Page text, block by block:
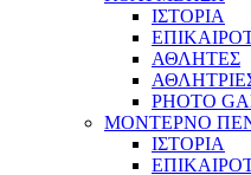
ΙΣΤΟΡΙΑ
ΑΘΛΗΤΕΣ
PHOTO
ΜΟΝΤΕΡΝΟ
ΙΣΤΟΡΙΑ